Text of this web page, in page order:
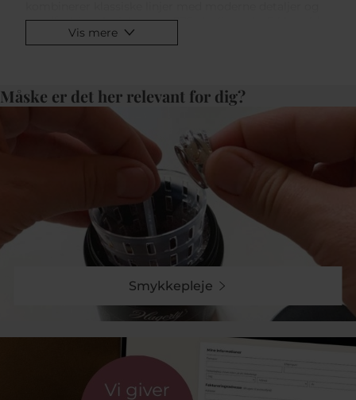
er udført i materialer som 925 sterlingsølv, 8 kt. guld,
14 kt. guld og 14 kt. hvidguld. Mange af Mads Z ringe
har smukke sten som zirkoniasten eller topas og
Design, kollektioner og udtryk
To af de mest populære kollektioner fra Mads Z er
Luxury Rainbow
og Four Seasons .
Luxury Rainbow
som guldringe med ægte sten i regnbuens nuancer.
Four Seasonskollektionen afspejler naturens skiften
og tilbyder designs, der går elegant fra sommer til
Populære Mads Z ringe
Luxury Rainbow Petite ring med ægte sten
Vis mere
Måske er det her relevant for dig?
Smykkepleje